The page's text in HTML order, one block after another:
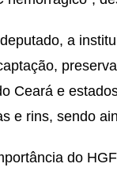
a
Ceará e
e rins, sendo
do